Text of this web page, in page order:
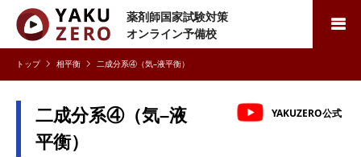
薬剤師国家試験対策
オンライン予備校
検索
相平衡 二成分系④（気–液平衡）
二成分系④（気–液
平衡）
YAKUZERO公式